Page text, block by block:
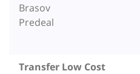
Brasov
Predeal
Transfer Low Cost